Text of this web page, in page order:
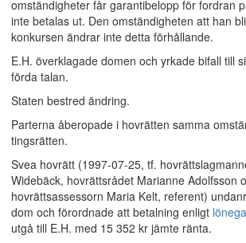
omständigheter får garantibelopp för fordran
inte betalas ut. Den omständigheten att han
konkursen ändrar inte detta förhållande.
E.H. överklagade domen och yrkade bifall till
förda talan.
Staten bestred ändring.
Parterna åberopade i hovrätten samma
tingsrätten.
Svea hovrätt (1997-07-25, tf.
Widebäck, hovrättsrådet Marianne Adolfsson
hovrättsassessorn Maria Kelt, referent)
dom och förordnade att betalning enligt
utgå till E.H. med 15 352 kr jämte ränta.